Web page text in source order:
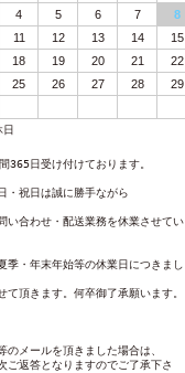
4 5 6 7
8
11 12 13 14
15
18 19 20 21
22
25 26 27 28
29
日
365日受け付けております。
・祝日は誠に勝手ながら
い合わせ・配送業務を休業させてい
季・年末年始等の休業日につきまし
て頂きます。何卒御了承願います。
のメールを頂きました場合は、
ご返答となりますのでご了承下さ